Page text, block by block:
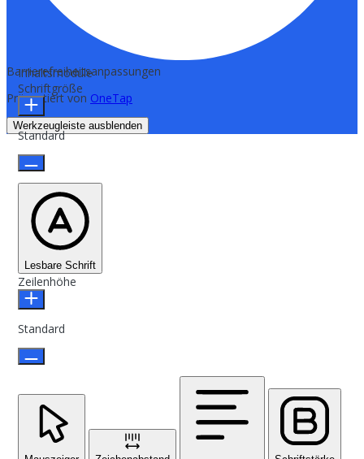
Barrierefreiheitsanpassungen
Präsentiert von OneTap
Werkzeugleiste ausblenden
Inhaltsmodule
Schriftgröße
Standard
Lesbare Schrift
Zeilenhöhe
Standard